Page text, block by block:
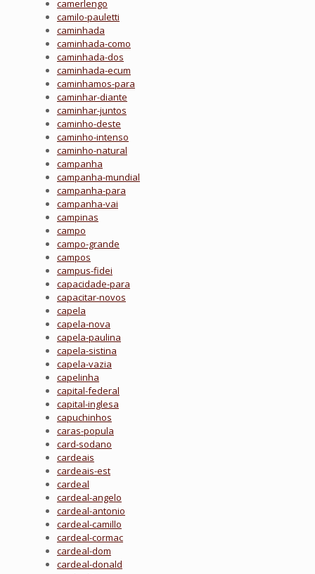
camerlengo
camilo-pauletti
caminhada
caminhada-como
caminhada-dos
caminhada-ecum
caminhamos-para
caminhar-diante
caminhar-juntos
caminho-deste
caminho-intenso
caminho-natural
campanha
campanha-mundial
campanha-para
campanha-vai
campinas
campo
campo-grande
campos
campus-fidei
capacidade-para
capacitar-novos
capela
capela-nova
capela-paulina
capela-sistina
capela-vazia
capelinha
capital-federal
capital-inglesa
capuchinhos
caras-popula
card-sodano
cardeais
cardeais-est
cardeal
cardeal-angelo
cardeal-antonio
cardeal-camillo
cardeal-cormac
cardeal-dom
cardeal-donald